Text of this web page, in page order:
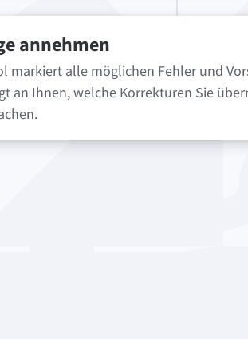
annehmen
markiert alle möglichen Fehler und
an Ihnen, welche Korrekturen Sie